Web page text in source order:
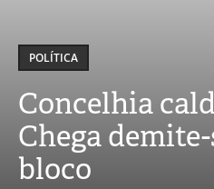
POLÍTICA
Concelhia
Chega
bloco